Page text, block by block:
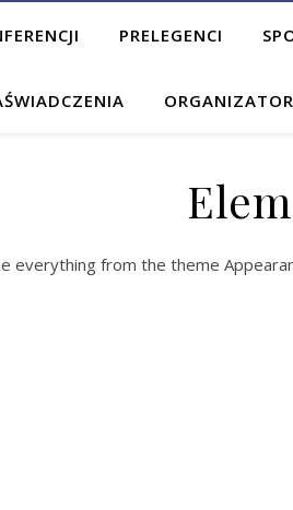
PRELEGENCI
everything from the theme